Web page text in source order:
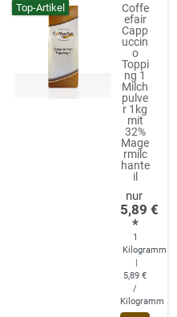
Top-Artikel
Coffe
efair
Capp
uccin
o
Toppi
ng 1
Milch
pulve
r 1kg
mit
32%
Mage
rmilc
hante
il
5,89 €
*
1
Kilogramm
|
5,89 €
/
Kilogramm